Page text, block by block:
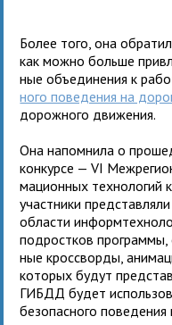
Более того, она
как можно больше
ные объ­еди­не­ния к
ного пове­де­ния на
дорож­ного движения.
Она напом­нила о
кон­курсе — VI
ма­ци­он­ных тех­но­ло­гий
участ­ники
обла­сти
под­рост­ков
ные кросс­ворды,
кото­рых будут
ГИБДД будет
без­опас­ного пове­де­ния